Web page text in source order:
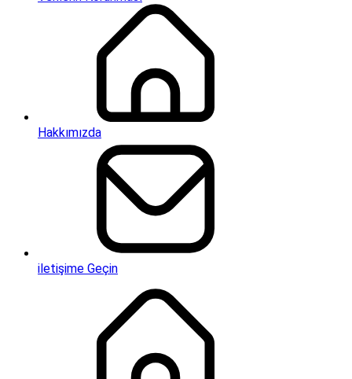
Hakkımızda
iletişime Geçin